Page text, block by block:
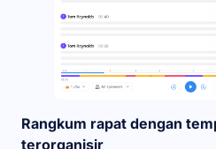
Rangkum rapat dengan
terorganisir